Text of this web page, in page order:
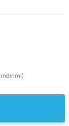
indirimi)